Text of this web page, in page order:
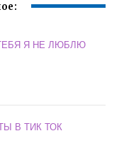
Я НЕ ЛЮБЛЮ
В ТИК ТОК